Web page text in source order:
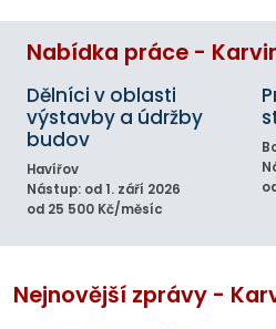
Nabídka práce -
Dělníci v oblasti
výstavby a údržby
budov
Havířov
Nástup: od 1. září 2026
od 25 500 Kč/měsíc
Nejnovější zprávy -